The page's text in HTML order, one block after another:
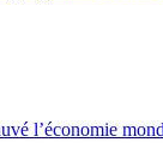
l’économie